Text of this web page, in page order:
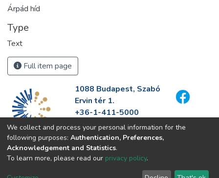
Árpád híd
Type
Text
Full item page
1088 Budapest, Szabó
Ervin tér 1.
+36-1-411-5000
info@fszek.hu
https://fszek.hu
We collect and process your personal information for the
following purposes: Authentication, Preferences,
Acknowledgement and Statistics.
To learn more, please read our privacy policy.